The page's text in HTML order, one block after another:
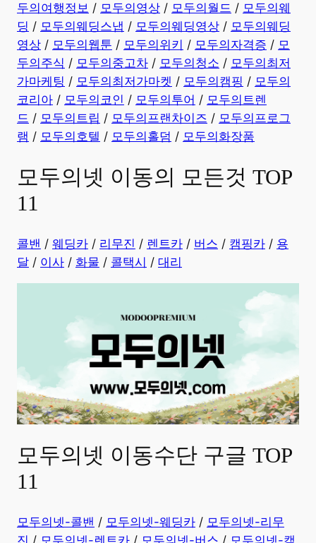
두의여행정보 / 모두의영상 / 모두의월드 / 모두의웨
딩 / 모두의웨딩스냅 / 모두의웨딩영상 / 모두의웨딩
영상 / 모두의웹툰 / 모두의위키 / 모두의자격증 / 모
두의주식 / 모두의중고차 / 모두의청소 / 모두의최저
가마케팅 / 모두의최저가마켓 / 모두의캠핑 / 모두의
코리아 / 모두의코인 / 모두의투어 / 모두의트렌
드 / 모두의트립 / 모두의프랜차이즈 / 모두의프로그
램 / 모두의호텔 / 모두의홀덤 / 모두의화장품
모두의넷 이동의 모든것 TOP
11
콜밴 / 웨딩카 / 리무진 / 렌트카 / 버스 / 캠핑카 / 용
달 / 이사 / 화물 / 콜택시 / 대리
모두의넷 이동수단 구글 TOP
11
모두의넷-콜밴 / 모두의넷-웨딩카 / 모두의넷-리무